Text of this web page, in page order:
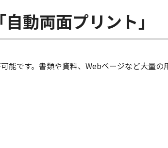
動両面プリント」
能です。書類や資料、Webページなど大量の